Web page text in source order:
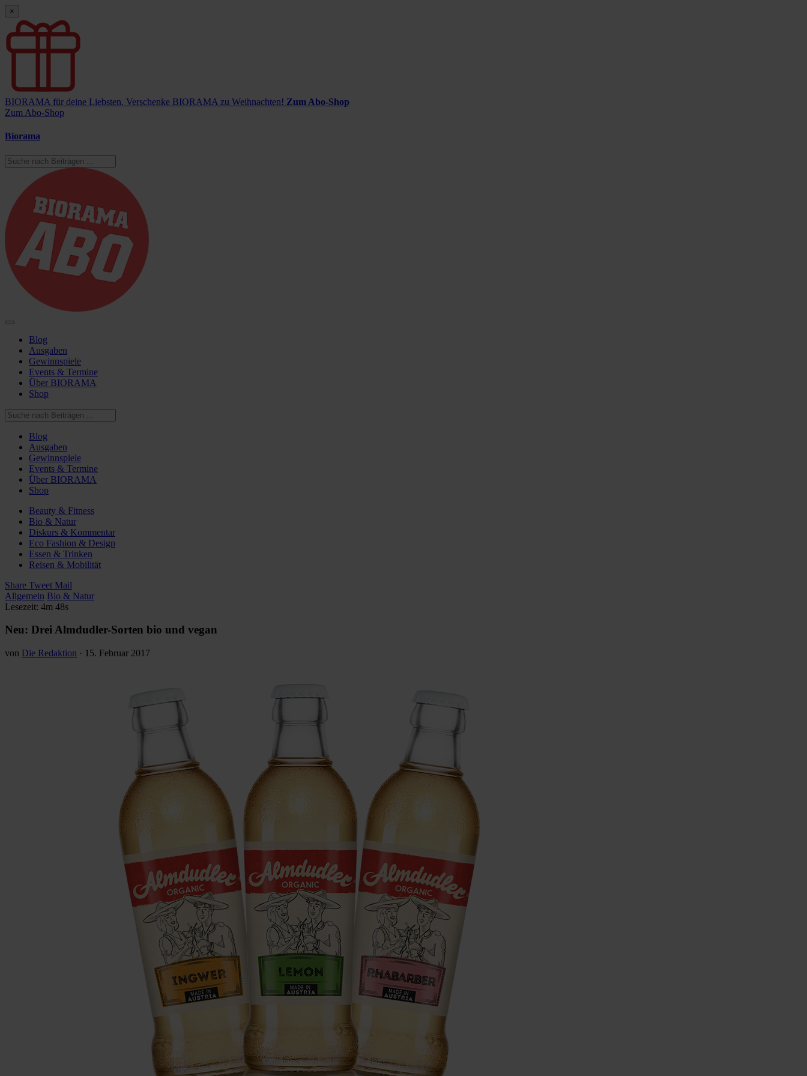
×
BIORAMA für deine Liebsten. Verschenke BIORAMA zu Weihnachten! Zum Abo-Shop
Zum Abo-Shop
Biorama
Blog
Ausgaben
Gewinnspiele
Events & Termine
Über BIORAMA
Shop
Blog
Ausgaben
Gewinnspiele
Events & Termine
Über BIORAMA
Shop
Beauty & Fitness
Bio & Natur
Diskurs & Kommentar
Eco Fashion & Design
Essen & Trinken
Reisen & Mobilität
Share Tweet Mail
Allgemein Bio & Natur
Lesezeit: 4m 48s
Neu: Drei Almdudler-Sorten bio und vegan
von Die Redaktion · 15. Februar 2017